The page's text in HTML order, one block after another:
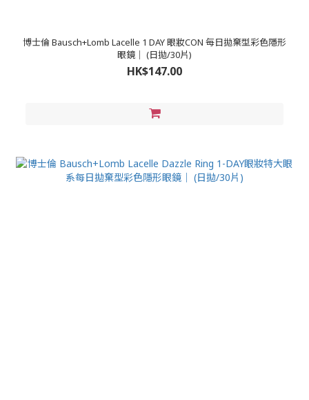
博士倫 Bausch+Lomb Lacelle 1 DAY 眼妝CON 每日拋棄型彩色隱形
眼鏡｜ (日拋/30片)
HK$147.00